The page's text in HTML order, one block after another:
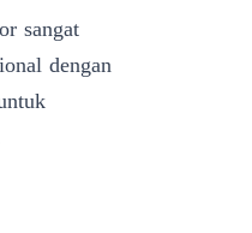
sangat
dengan